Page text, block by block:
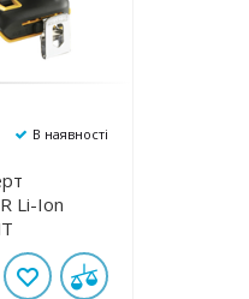
В наявності
Li-Ion